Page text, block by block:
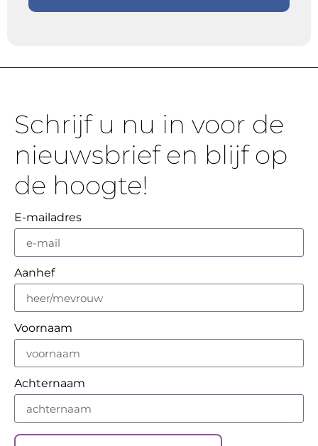
Schrijf u nu in voor de
nieuwsbrief en blijf op
de hoogte!
E-mailadres
Aanhef
Voornaam
Achternaam